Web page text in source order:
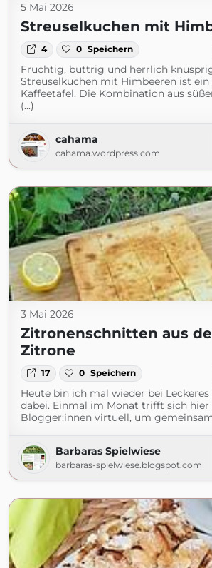
5 Mai 2026
Streuselkuchen mit
4 0 Speichern
Fruchtig, buttrig und herrlich
Streuselkuchen mit Himbeeren ist ein
Kaffeetafel. Die Kombination aus
(...)
cahama
cahama.wordpress.com
3 Mai 2026
Zitronenschnitten aus
Zitrone
17 0 Speichern
Heute bin ich mal wieder bei Leckeres
dabei. Einmal im Monat trifft sich hier
Blogger:innen virtuell, um
Barbaras Spielwiese
barbaras-spielwiese.blogspot.com